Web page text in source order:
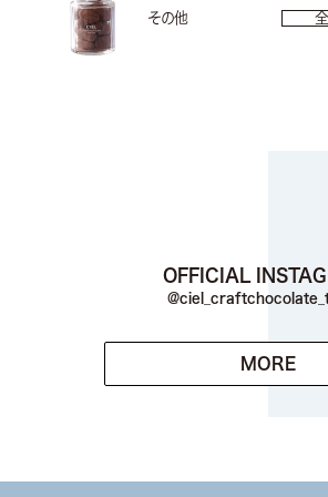
その他
OFFICIAL
MORE